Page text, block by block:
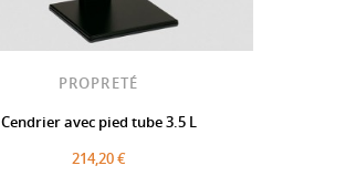
PROPRETÉ
Cendrier avec pied tube 3.5 L
214,20 €